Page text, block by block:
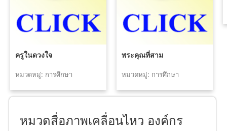
ครูในดวงใจ
หมวดหมู่: การศึกษา
พระคุณที่สาม
หมวดหมู่: การศึกษา
หมวดสื่อภาพเคลื่อนไหว องค์กร